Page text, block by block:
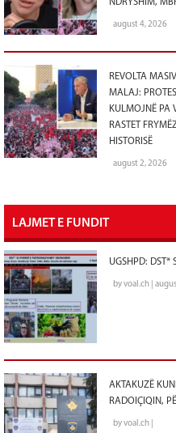
NDRYSHIM,
august 4, 2026
REVOLTA
MALAJ:
KULMOJNË PA
RASTET
HISTORISË
august 2, 2026
LAJMET E FUNDIT
UGSHPD: DST*
by voal.ch |
AKTAKUZË
RADOIÇIQIN,
by voal.ch |